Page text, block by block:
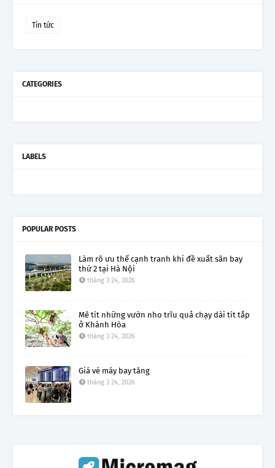
Tin tức
CATEGORIES
LABELS
POPULAR POSTS
Làm rõ ưu thế cạnh tranh khi đề xuất sân bay
thứ 2 tại Hà Nội
tháng 3 24, 2026
Mê tít những vườn nho trĩu quả chạy dài tít tắp
ở Khánh Hòa
tháng 3 24, 2026
Giá vé máy bay tăng
tháng 3 24, 2026